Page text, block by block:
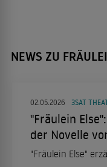
NEWS ZU
02.05.2026 3SAT
"Fräulein
der Novelle
"Fräulein Else"